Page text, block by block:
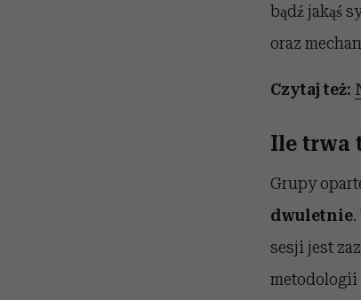
bądź jakąś
oraz
Czytaj też:
Ile trwa
Grupy
dwuletnie.
sesji jest
metodologii